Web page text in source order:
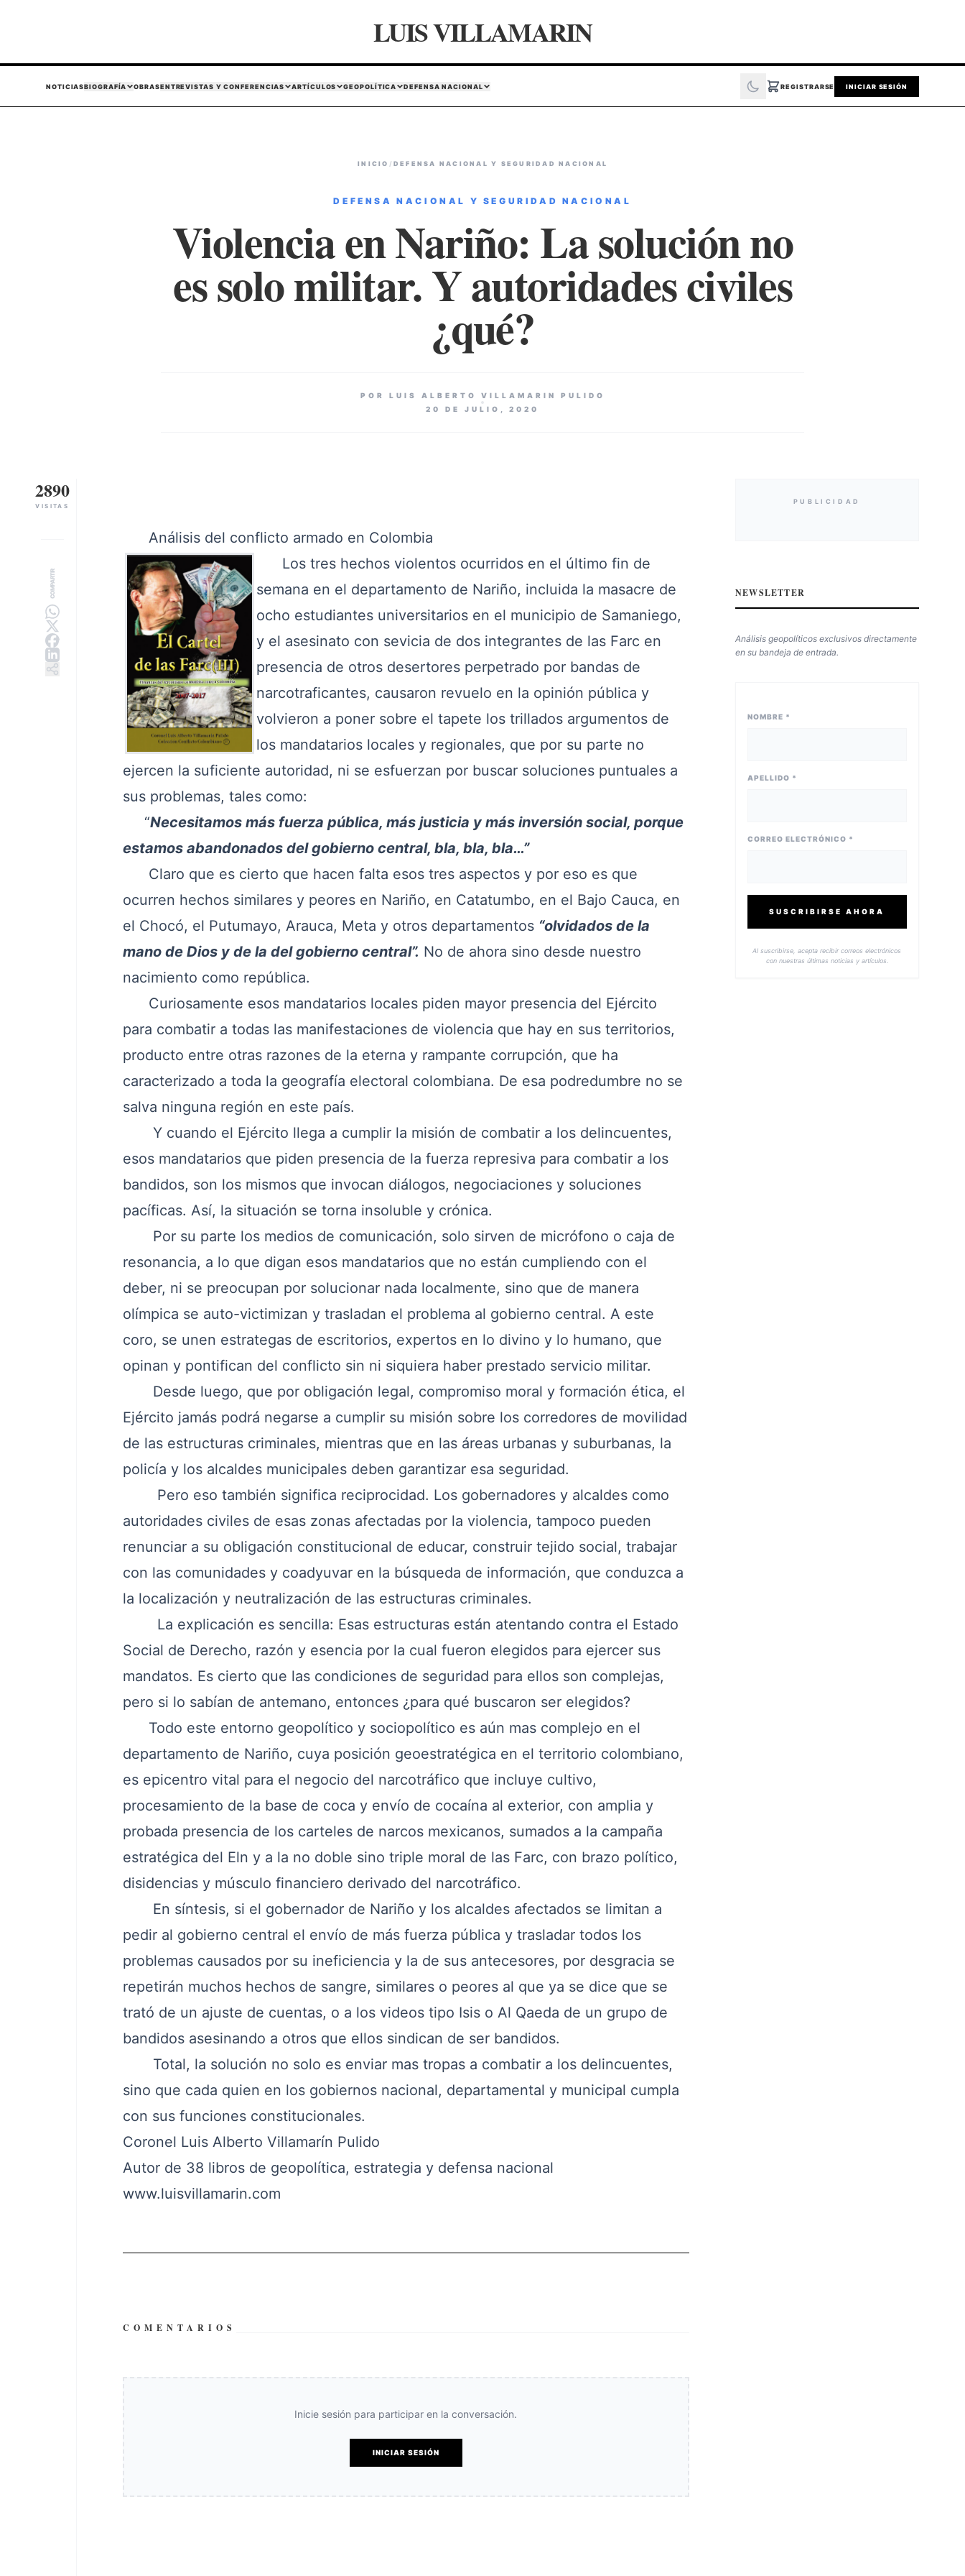
LUIS VILLAMARIN
NOTICIASBIOGRAFÍA OBRASENTREVISTAS Y CONFERENCIAS ARTÍCULOS GEOPOLÍTICA DEFENSA NACIONAL REGISTRARSE INICIAR SESIÓN
INICIO / DEFENSA NACIONAL Y SEGURIDAD NACIONAL
DEFENSA NACIONAL Y SEGURIDAD NACIONAL
Violencia en Nariño: La solución no
es solo militar. Y autoridades civiles
¿qué?
POR LUIS ALBERTO VILLAMARIN PULIDO
20 DE JULIO, 2020
2890
VISITAS
COMPARTIR
Análisis del conflicto armado en Colombia
Los tres hechos violentos ocurridos en el último fin de
semana en el departamento de Nariño, incluida la masacre de
ocho estudiantes universitarios en el municipio de Samaniego,
y el asesinato con sevicia de dos integrantes de las Farc en
presencia de otros desertores perpetrado por bandas de
narcotraficantes, causaron revuelo en la opinión pública y
volvieron a poner sobre el tapete los trillados argumentos de
los mandatarios locales y regionales, que por su parte no
ejercen la suficiente autoridad, ni se esfuerzan por buscar soluciones puntuales a
sus problemas, tales como:
“Necesitamos más fuerza pública, más justicia y más inversión social, porque
estamos abandonados del gobierno central, bla, bla, bla…”
Claro que es cierto que hacen falta esos tres aspectos y por eso es que
ocurren hechos similares y peores en Nariño, en Catatumbo, en el Bajo Cauca, en
el Chocó, el Putumayo, Arauca, Meta y otros departamentos “olvidados de la
mano de Dios y de la del gobierno central”. No de ahora sino desde nuestro
nacimiento como república.
Curiosamente esos mandatarios locales piden mayor presencia del Ejército
para combatir a todas las manifestaciones de violencia que hay en sus territorios,
producto entre otras razones de la eterna y rampante corrupción, que ha
caracterizado a toda la geografía electoral colombiana. De esa podredumbre no se
salva ninguna región en este país.
Y cuando el Ejército llega a cumplir la misión de combatir a los delincuentes,
esos mandatarios que piden presencia de la fuerza represiva para combatir a los
bandidos, son los mismos que invocan diálogos, negociaciones y soluciones
pacíficas. Así, la situación se torna insoluble y crónica.
Por su parte los medios de comunicación, solo sirven de micrófono o caja de
resonancia, a lo que digan esos mandatarios que no están cumpliendo con el
deber, ni se preocupan por solucionar nada localmente, sino que de manera
olímpica se auto-victimizan y trasladan el problema al gobierno central. A este
coro, se unen estrategas de escritorios, expertos en lo divino y lo humano, que
opinan y pontifican del conflicto sin ni siquiera haber prestado servicio militar.
Desde luego, que por obligación legal, compromiso moral y formación ética, el
Ejército jamás podrá negarse a cumplir su misión sobre los corredores de movilidad
de las estructuras criminales, mientras que en las áreas urbanas y suburbanas, la
policía y los alcaldes municipales deben garantizar esa seguridad.
Pero eso también significa reciprocidad. Los gobernadores y alcaldes como
autoridades civiles de esas zonas afectadas por la violencia, tampoco pueden
renunciar a su obligación constitucional de educar, construir tejido social, trabajar
con las comunidades y coadyuvar en la búsqueda de información, que conduzca a
la localización y neutralización de las estructuras criminales.
La explicación es sencilla: Esas estructuras están atentando contra el Estado
Social de Derecho, razón y esencia por la cual fueron elegidos para ejercer sus
mandatos. Es cierto que las condiciones de seguridad para ellos son complejas,
pero si lo sabían de antemano, entonces ¿para qué buscaron ser elegidos?
Todo este entorno geopolítico y sociopolítico es aún mas complejo en el
departamento de Nariño, cuya posición geoestratégica en el territorio colombiano,
es epicentro vital para el negocio del narcotráfico que incluye cultivo,
procesamiento de la base de coca y envío de cocaína al exterior, con amplia y
probada presencia de los carteles de narcos mexicanos, sumados a la campaña
estratégica del Eln y a la no doble sino triple moral de las Farc, con brazo político,
disidencias y músculo financiero derivado del narcotráfico.
En síntesis, si el gobernador de Nariño y los alcaldes afectados se limitan a
pedir al gobierno central el envío de más fuerza pública y trasladar todos los
problemas causados por su ineficiencia y la de sus antecesores, por desgracia se
repetirán muchos hechos de sangre, similares o peores al que ya se dice que se
trató de un ajuste de cuentas, o a los videos tipo Isis o Al Qaeda de un grupo de
bandidos asesinando a otros que ellos sindican de ser bandidos.
Total, la solución no solo es enviar mas tropas a combatir a los delincuentes,
sino que cada quien en los gobiernos nacional, departamental y municipal cumpla
con sus funciones constitucionales.
Coronel Luis Alberto Villamarín Pulido
Autor de 38 libros de geopolítica, estrategia y defensa nacional
www.luisvillamarin.com
COMENTARIOS
Inicie sesión para participar en la conversación.
INICIAR SESIÓN
PUBLICIDAD
NEWSLETTER
Análisis geopolíticos exclusivos directamente
en su bandeja de entrada.
NOMBRE *
APELLIDO *
CORREO ELECTRÓNICO *
SUSCRIBIRSE AHORA
Al suscribirse, acepta recibir correos electrónicos
con nuestras últimas noticias y artículos.